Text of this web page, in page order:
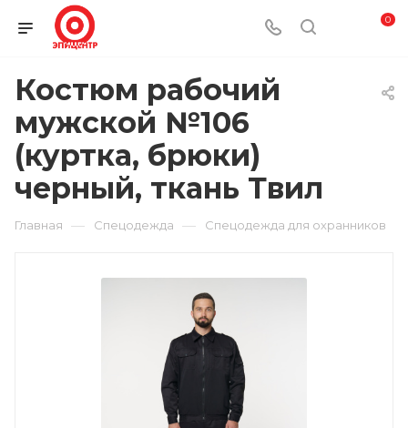
0
Костюм рабочий
мужской №106
(куртка, брюки)
черный, ткань Твил
Главная — Спецодежда — Спецодежда для охранников